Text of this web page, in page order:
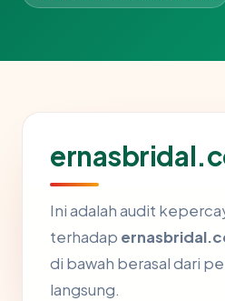
Ini adalah audit
terhadap
di bawah berasal dari
langsung.